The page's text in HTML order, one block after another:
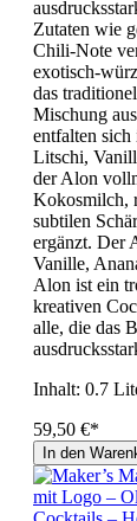
Zutaten wie
Chili-Note
exotisch-
das
Mischung
entfalten
Litschi,
der Alon
Kokosmilch,
subtilen
ergänzt. Der
Vanille,
Alon ist ein
kreativen
alle, die das
Inhalt: 0.7
59,50 €*
In den